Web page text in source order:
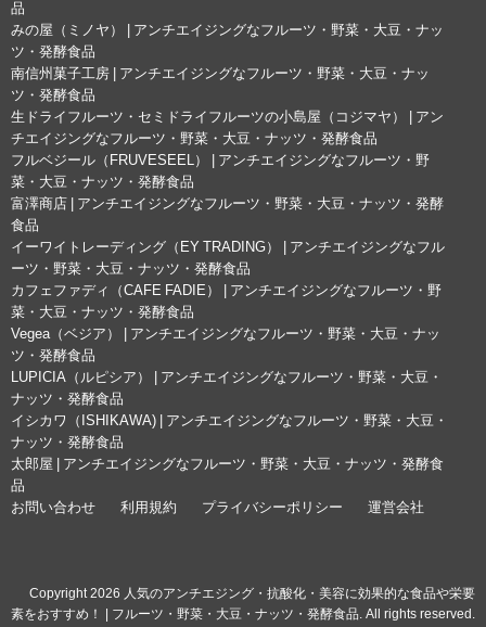
品
みの屋（ミノヤ） | アンチエイジングなフルーツ・野菜・大豆・ナッ
ツ・発酵食品
南信州菓子工房 | アンチエイジングなフルーツ・野菜・大豆・ナッ
ツ・発酵食品
生ドライフルーツ・セミドライフルーツの小島屋（コジマヤ） | アン
チエイジングなフルーツ・野菜・大豆・ナッツ・発酵食品
フルベジール（FRUVESEEL） | アンチエイジングなフルーツ・野
菜・大豆・ナッツ・発酵食品
富澤商店 | アンチエイジングなフルーツ・野菜・大豆・ナッツ・発酵
食品
イーワイトレーディング（EY TRADING） | アンチエイジングなフル
ーツ・野菜・大豆・ナッツ・発酵食品
カフェファディ（CAFE FADIE） | アンチエイジングなフルーツ・野
菜・大豆・ナッツ・発酵食品
Vegea（ベジア） | アンチエイジングなフルーツ・野菜・大豆・ナッ
ツ・発酵食品
LUPICIA（ルピシア） | アンチエイジングなフルーツ・野菜・大豆・
ナッツ・発酵食品
イシカワ（ISHIKAWA) | アンチエイジングなフルーツ・野菜・大豆・
ナッツ・発酵食品
太郎屋 | アンチエイジングなフルーツ・野菜・大豆・ナッツ・発酵食
品
お問い合わせ
利用規約 プライバシーポリシー 運営会社
© Copyright 2026 人気のアンチエジング・抗酸化・美容に効果的な食品や栄要
素をおすすめ！ | フルーツ・野菜・大豆・ナッツ・発酵食品. All rights reserved.